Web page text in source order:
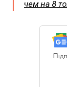
чем на 8